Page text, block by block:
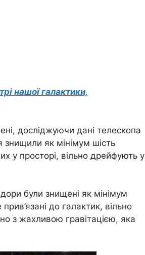
нашої галактики,
досліджуючи дані телескопа
знищили як мінімум шість
у просторі, вільно дрейфують у
були знищені як мінімум
до галактик, вільно
з жахливою гравітацією, яка